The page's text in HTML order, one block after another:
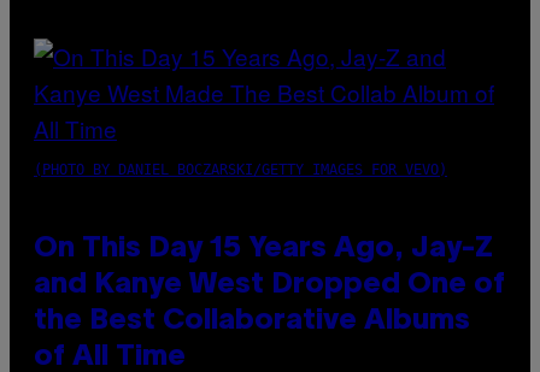
(PHOTO BY DANIEL BOCZARSKI/GETTY IMAGES FOR VEVO)
On This Day 15 Years Ago, Jay-Z
and Kanye West Dropped One of
the Best Collaborative Albums
of All Time